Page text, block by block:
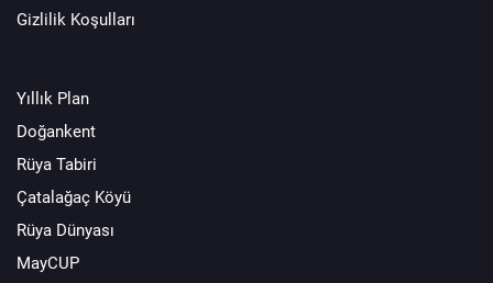
Gizlilik Koşulları
Yıllık Plan
Doğankent
Rüya Tabiri
Çatalağaç Köyü
Rüya Dünyası
MayCUP